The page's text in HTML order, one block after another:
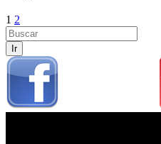
1 2
Ir